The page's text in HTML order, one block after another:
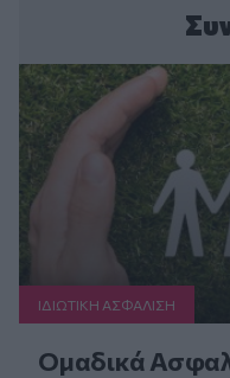
ΙΔΙΩΤΙΚΗ ΑΣΦAΛΙΣΗ
Ομαδικά